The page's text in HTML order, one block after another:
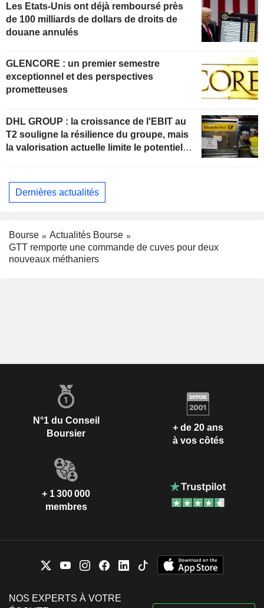
Les Etats-Unis ont déjà remboursé près
de 100 milliards de dollars de droits de
douane annulés
GLENCORE : un premier semestre
exceptionnel et des perspectives
prometteuses
DHL GROUP : la croissance de l'EBIT au
T2 souligne la résilience du groupe, mais
la valorisation actuelle limite le potentiel
Dernières actualités
Bourse
Actualités Bourse
GTT remporte une commande de cuves pour deux
nouveaux méthaniers
N°1 du Conseil
Boursier
+ de 20 ans
à vos côtés
+ 1 300 000
membres
NOS EXPERTS À VOTRE